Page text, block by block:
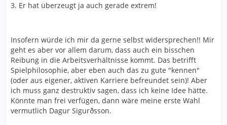
3. Er hat überzeugt ja auch gerade extrem!
Insofern würde ich mir da gerne selbst widersprechen!! Mir
geht es aber vor allem darum, dass auch ein bisschen
Reibung in die Arbeitsverhältnisse kommt. Das betrifft
Spielphilosophie, aber eben auch das zu gute "kennen"
(oder aus eigener, aktiven Karriere befreundet sein)! Aber
ich muss ganz destruktiv sagen, dass ich keine Idee hätte.
Könnte man frei verfügen, dann wäre meine erste Wahl
vermutlich Dagur Sigurðsson.